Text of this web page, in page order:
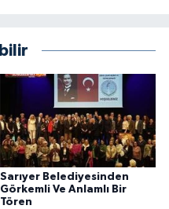
Sarıyer Belediyesinden
Görkemli Ve Anlamlı Bir
Tören